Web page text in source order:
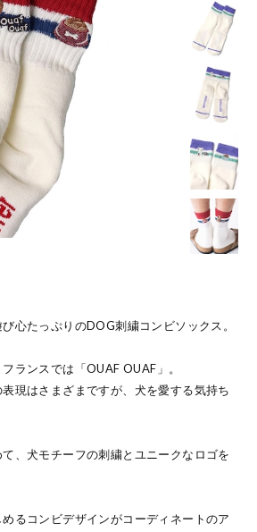
心たっぷりのDOG刺繍コンビソックス。
ランスでは「OUAF OUAF」。
現はさまざまですが、犬を愛する気持ち
、犬モチーフの刺繍とユニークなロゴを
るコンビデザインがコーディネートのア